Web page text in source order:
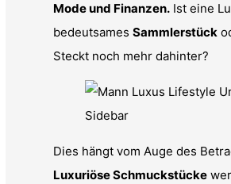
Mode und Finanzen. Ist eine
bedeutsames Sammlerstück
Steckt noch mehr dahinter?
Dies hängt vom Auge des
Luxuriöse Schmuckstücke